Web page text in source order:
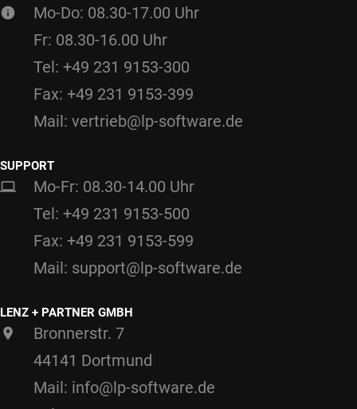
Mo-Do: 08.30-17.00 Uhr
Fr: 08.30-16.00 Uhr
Tel: +49 231 9153-300
Fax: +49 231 9153-399
Mail: vertrieb@lp-software.de
SUPPORT
Mo-Fr: 08.30-14.00 Uhr
Tel: +49 231 9153-500
Fax: +49 231 9153-599
Mail: support@lp-software.de
LENZ + PARTNER GMBH
Bronnerstr. 7
44141 Dortmund
Mail: info@lp-software.de